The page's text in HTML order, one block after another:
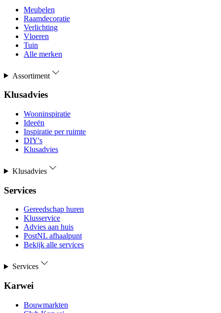
Meubelen
Raamdecoratie
Verlichting
Vloeren
Tuin
Alle merken
Assortiment
Klusadvies
Wooninspiratie
Ideeën
Inspiratie per ruimte
DIY's
Klusadvies
Klusadvies
Services
Gereedschap huren
Klusservice
Advies aan huis
PostNL afhaalpunt
Bekijk alle services
Services
Karwei
Bouwmarkten